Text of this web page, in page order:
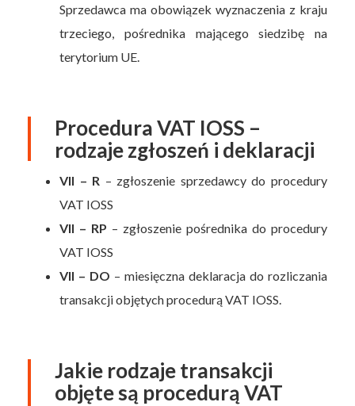
Sprzedawca ma obowiązek wyznaczenia z kraju
trzeciego, pośrednika mającego siedzibę na
terytorium UE.
Procedura VAT IOSS –
rodzaje zgłoszeń i deklaracji
VII – R – zgłoszenie sprzedawcy do procedury
VAT IOSS
VII – RP – zgłoszenie pośrednika do procedury
VAT IOSS
VII – DO – miesięczna deklaracja do rozliczania
transakcji objętych procedurą VAT IOSS.
Jakie rodzaje transakcji
objęte są procedurą VAT